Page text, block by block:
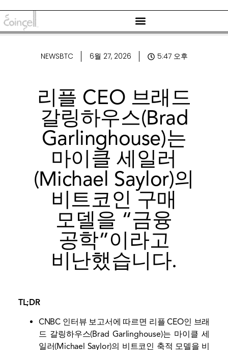
NEWSBTC 6월 27, 2026 5:47 오후
리플 CEO 브래드
갈링하우스(Brad
Garlinghouse)는
마이클 세일러
(Michael Saylor)의
비트코인 ​​구매
모델을 “금융
공학”이라고
비난했습니다.
TL;DR
CNBC 인터뷰 보고서에 따르면 리플 CEO인 브래
드 갈링하우스(Brad Garlinghouse)는 마이클 세
일러(Michael Saylor)의 비트코인 ​​축적 모델을 비